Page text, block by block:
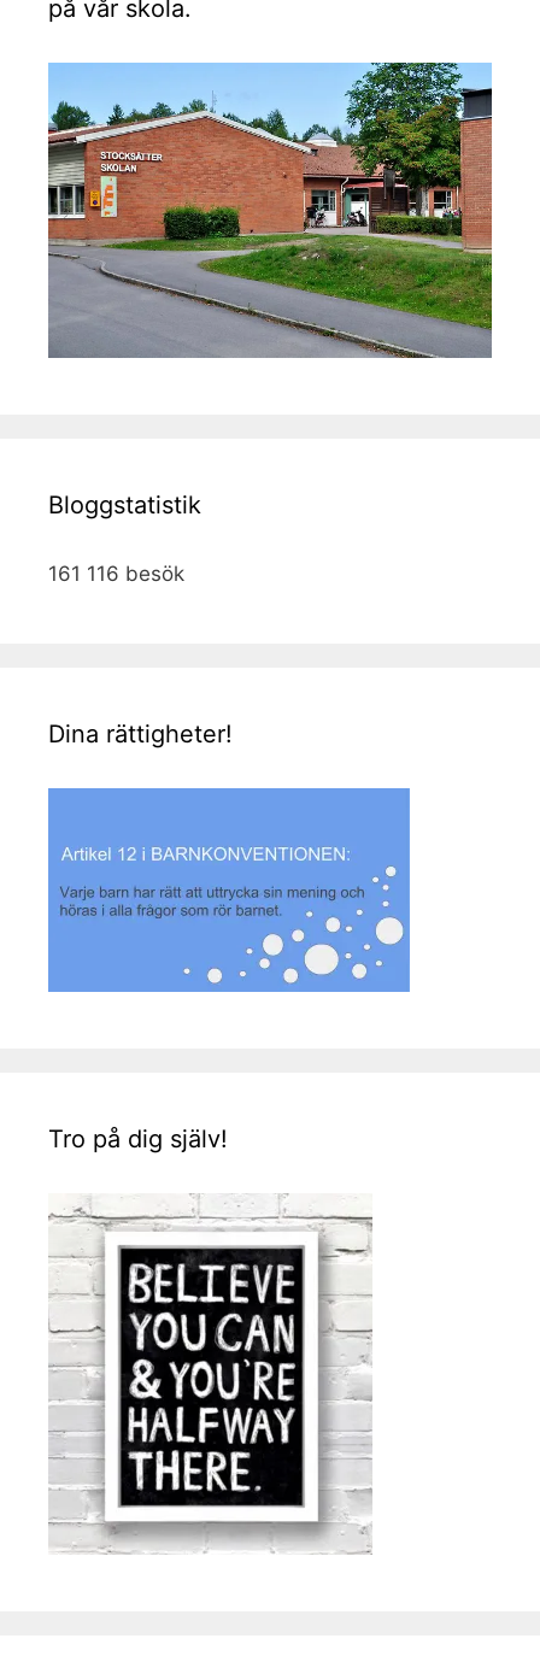
på vår skola.
Bloggstatistik
161 116 besök
Dina rättigheter!
Tro på dig själv!